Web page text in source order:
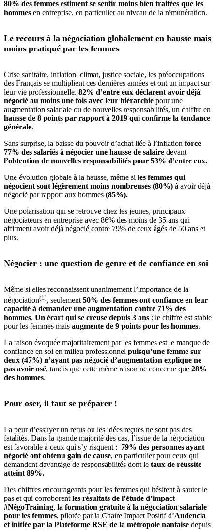
80% des femmes estiment se sentir moins bien traitées que les
hommes en entreprise, en particulier au niveau de la rémunération.
Le recours à la négociation globalement en hausse mais
moins pratiqué par les femmes
Crise sanitaire, inflation, climat, justice sociale, les préoccupations
des Français se multiplient ces dernières années et ont un impact sur
leur vie professionnelle. 82% d’entre eux déclarent avoir déjà
négocié au moins une fois avec leur hiérarchie pour une
augmentation salariale ou de nouvelles responsabilités, un chiffre en
hausse de 8 points par rapport à 2019 qui confirme la tendance
générale.
Sans surprise, la baisse du pouvoir d’achat liée à l’inflation force
77% des salariés à négocier une hausse de salaire devant
l’obtention de nouvelles responsabilités pour 53% d’entre eux.
Une évolution globale à la hausse, même si les femmes qui
négocient sont légèrement moins nombreuses (80%) à avoir déjà
négocié par rapport aux hommes (85%).
Une polarisation qui se retrouve chez les jeunes, principaux
négociateurs en entreprise avec 86% des moins de 35 ans qui
affirment avoir déjà négocié contre 79% de ceux âgés de 50 ans et
plus.
Négocier : une question de genre et de confiance en soi
Même si elles reconnaissent unanimement l’importance de la
négociation(1), seulement 50% des femmes ont confiance en leur
capacité à demander une augmentation contre 71% des
hommes. Un écart qui se creuse depuis 3 ans : le chiffre est stable
pour les femmes mais augmente de 9 points pour les hommes.
La raison évoquée majoritairement par les femmes est le manque de
confiance en soi en milieu professionnel puisqu’une femme sur
deux (47%) n’ayant pas négocié d’augmentation explique ne
pas avoir osé, tandis que cette même raison ne concerne que 28%
des hommes.
Pour oser, il faut se préparer !
La peur d’essuyer un refus ou les idées reçues ne sont pas des
fatalités. Dans la grande majorité des cas, l’issue de la négociation
est favorable à ceux qui s’y risquent : 79% des personnes ayant
négocié ont obtenu gain de cause, en particulier pour ceux qui
demandent davantage de responsabilités dont le taux de réussite
atteint 89%.
Des chiffres encourageants pour les femmes qui hésitent à sauter le
pas et qui corroborent les résultats de l’étude d’impact
#NégoTraining, la formation gratuite à la négociation salariale
pour les femmes, pilotée par la Chaire Impact Positif d’Audencia
et initiée par la Plateforme RSE de la métropole nantaise depuis